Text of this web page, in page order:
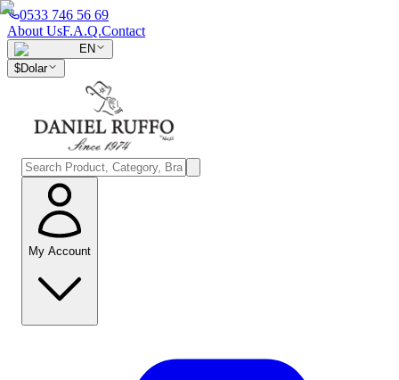
0533 746 56 69
About UsF.A.Q.Contact
EN
$Dolar
My Account